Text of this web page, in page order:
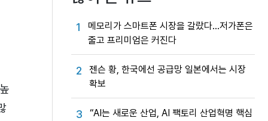
1
메모리가 스마트폰 시장을 갈랐다…저가폰은
줄고 프리미엄은 커진다
2
젠슨 황, 한국에선 공급망 일본에서는 시장
확보
3
“AI는 새로운 산업, AI 팩토리 산업혁명 핵심